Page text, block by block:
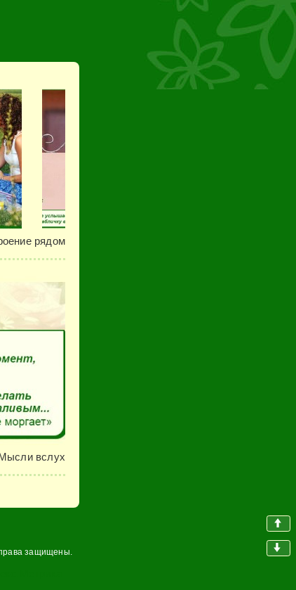
рядом
вслух
защищены.